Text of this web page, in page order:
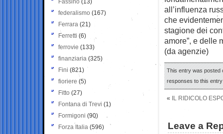
all’influenza
che
stagione dei
amore”, e delle
(da agenzie)
This entry was posted
responses to this
« IL RIDICOLO
Leave a
Fassino (13)
federalismo (167)
Ferrara (21)
Ferretti (6)
ferrovie (133)
finanziaria (325)
Fini (821)
fioriere (5)
Fitto (27)
Fontana di Trevi (1)
Formigoni (90)
Forza Italia (596)